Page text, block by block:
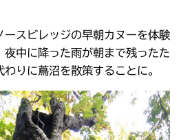
ースビレッジの早朝カヌーを体験
夜中に降った雨が朝まで残ったた
りに蔦沼を散策することに。